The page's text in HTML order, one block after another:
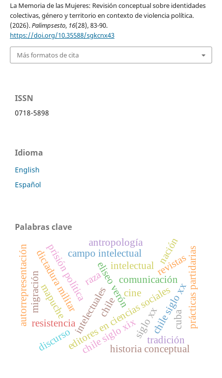
La Memoria de las Mujeres: Revisión conceptual sobre identidades
colectivas, género y territorio en contexto de violencia política.
(2026).Palimpsesto, 16(28), 83-90.
https://doi.org/10.35588/sgkcnx43
Más formatos de cita
ISSN
0718-5898
Idioma
English
Español
Palabras clave
intelectuales
editores en ciencias sociales
comunicación
eliseo verón
intelectual
prisión política
dictadura militar
resistencia
campo intelectual
chile siglo xixsiglo xx
chile
raza
antropología
mapuche chile siglo xx
historia conceptual
revistas
nación
cuba prácticas partidarias
discurso
cine
migración
autorrepresentación
tradición